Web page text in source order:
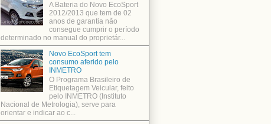
A Bateria do Novo EcoSport
2012/2013 que tem de 02
anos de garantia não
consegue cumprir o período
determinado no manual do proprietár...
Novo EcoSport tem
consumo aferido pelo
INMETRO
O Programa Brasileiro de
Etiquetagem Veicular, feito
pelo INMETRO (Instituto
Nacional de Metrologia), serve para
orientar e indicar ao c...